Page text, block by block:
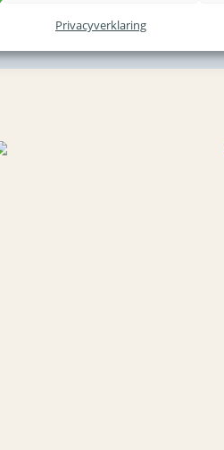
Privacyverklaring